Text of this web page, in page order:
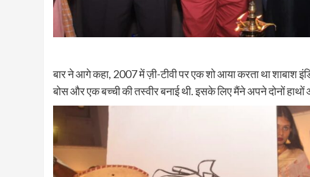
बार ने आगे कहा, 2007 में ज़ी-टीवी पर एक शो आया करता था शाबाश
बोस और एक बच्ची की तस्वीर बनाई थी. इसके लिए मैंने अपने दोनों हाथों